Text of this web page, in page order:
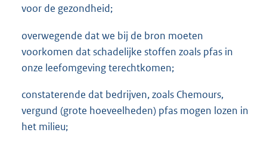
voor de gezondheid;
overwegende dat we bij de bron moeten
voorkomen dat schadelijke stoffen zoals pfas in
onze leefomgeving terechtkomen;
constaterende dat bedrijven, zoals Chemours,
vergund (grote hoeveelheden) pfas mogen lozen in
het milieu;